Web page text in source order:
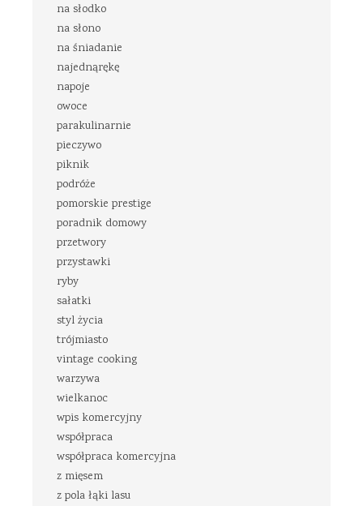
na słodko
na słono
na śniadanie
najednąrękę
napoje
owoce
parakulinarnie
pieczywo
piknik
podróże
pomorskie prestige
poradnik domowy
przetwory
przystawki
ryby
sałatki
styl życia
trójmiasto
vintage cooking
warzywa
wielkanoc
wpis komercyjny
współpraca
współpraca komercyjna
z mięsem
z pola łąki lasu